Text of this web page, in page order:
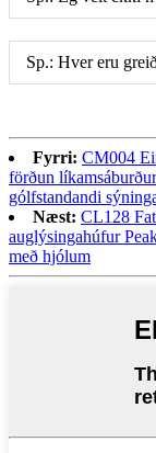
Sp.: Hver eru
Fyrri: CM004
förðun
gólfstandandi
Næst: CL128
auglýsingahúfur
með hjólum